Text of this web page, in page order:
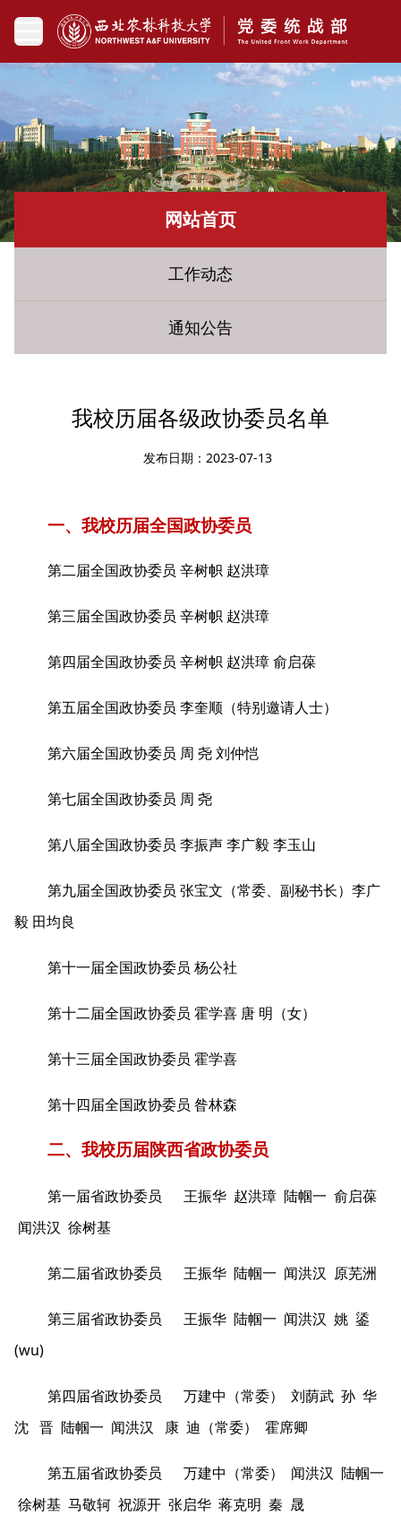
网站首页
工作动态
通知公告
我校历届各级政协委员名单
发布日期：2023-07-13
一、我校历届全国政协委员
第二届全国政协委员 辛树帜 赵洪璋
第三届全国政协委员 辛树帜 赵洪璋
第四届全国政协委员 辛树帜 赵洪璋 俞启葆
第五届全国政协委员 李奎顺（特别邀请人士）
第六届全国政协委员 周 尧 刘仲恺
第七届全国政协委员 周 尧
第八届全国政协委员 李振声 李广毅 李玉山
第九届全国政协委员 张宝文（常委、副秘书长）李广
毅 田均良
第十一届全国政协委员 杨公社
第十二届全国政协委员 霍学喜 唐 明（女）
第十三届全国政协委员 霍学喜
第十四届全国政协委员 昝林森
二、我校历届陕西省政协委员
第一届省政协委员 王振华 赵洪璋 陆帼一 俞启葆
闻洪汉 徐树基
第二届省政协委员 王振华 陆帼一 闻洪汉 原芜洲
第三届省政协委员 王振华 陆帼一 闻洪汉 姚 鋈
(wu)
第四届省政协委员 万建中（常委） 刘荫武 孙 华
沈 晋 陆帼一 闻洪汉 康 迪（常委） 霍席卿
第五届省政协委员 万建中（常委） 闻洪汉 陆帼一
徐树基 马敬轲 祝源开 张启华 蒋克明 秦 晟